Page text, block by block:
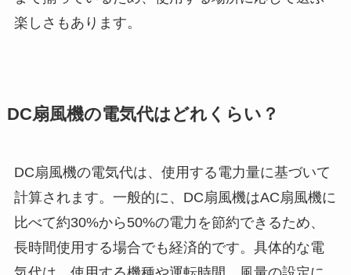
楽しさもあります。
DC扇風機の電気代はどれくらい？
DC扇風機の電気代は、使用する電力量に基づいて
計算されます。一般的に、DC扇風機はAC扇風機に
比べて約30%から50%の電力を節約できるため、
長時間使用する場合でも経済的です。具体的な電